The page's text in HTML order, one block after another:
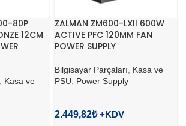
80P
12CM
Kasa ve
ZALMAN ZM600-LXII 600W
ACTIVE PFC 120MM FAN
POWER SUPPLY
Bilgisayar Parçaları
Kasa ve
PSU
Power Supply
2.449,82₺